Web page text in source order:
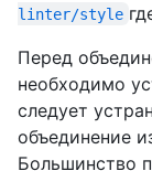
linter/style
Перед
необходимо
следует
объединение
Большинство